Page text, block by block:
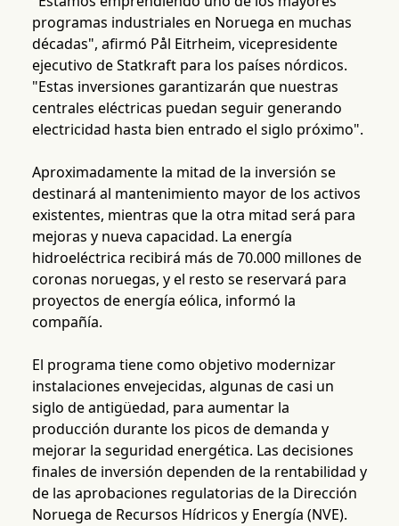
programas industriales en Noruega en muchas
décadas", afirmó Pål Eitrheim, vicepresidente
ejecutivo de Statkraft para los países nórdicos.
"Estas inversiones garantizarán que nuestras
centrales eléctricas puedan seguir generando
electricidad hasta bien entrado el siglo próximo".
Aproximadamente la mitad de la inversión se
destinará al mantenimiento mayor de los activos
existentes, mientras que la otra mitad será para
mejoras y nueva capacidad. La energía
hidroeléctrica recibirá más de 70.000 millones de
coronas noruegas, y el resto se reservará para
proyectos de energía eólica, informó la
compañía.
El programa tiene como objetivo modernizar
instalaciones envejecidas, algunas de casi un
siglo de antigüedad, para aumentar la
producción durante los picos de demanda y
mejorar la seguridad energética. Las decisiones
finales de inversión dependen de la rentabilidad y
de las aprobaciones regulatorias de la Dirección
Noruega de Recursos Hídricos y Energía (NVE).